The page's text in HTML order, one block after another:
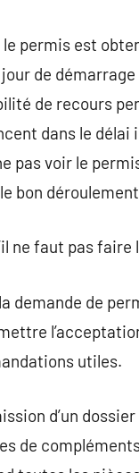
le permis est
de
de recours
dans le délai
pas voir le
bon
ne faut pas
demande de
utiles.
d’un
de